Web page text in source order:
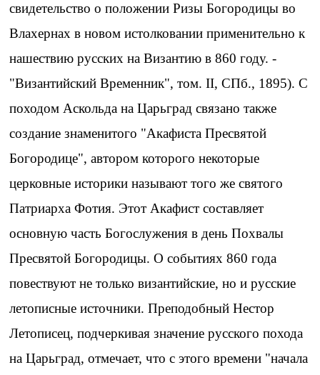
свидетельство о положении Ризы Богородицы во
Влахернах в новом истолковании применительно к
нашествию русских на Византию в 860 году. -
"Византийский Временник", том. II, СПб., 1895). С
походом Аскольда на Царьград связано также
создание знаменитого "Акафиста Пресвятой
Богородице", автором которого некоторые
церковные историки называют того же святого
Патриарха Фотия. Этот Акафист составляет
основную часть Богослужения в день Похвалы
Пресвятой Богородицы. О событиях 860 года
повествуют не только византийские, но и русские
летописные источники. Преподобный Нестор
Летописец, подчеркивая значение русского похода
на Царьград, отмечает, что с этого времени "начала